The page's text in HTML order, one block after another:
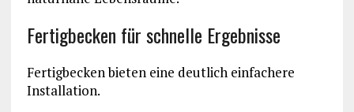
Fertigbecken für schnelle Ergebnisse
Fertigbecken bieten eine deutlich einfachere
Installation.